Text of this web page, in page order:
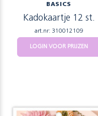
BASICS
Kadokaartje 12 st.
art.nr: 310012109
LOGIN VOOR PRIJZEN